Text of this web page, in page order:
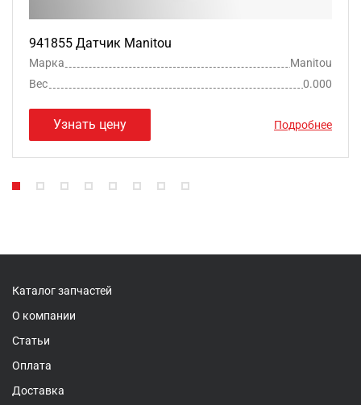
941855 Датчик Manitou
Марка
Manitou
Вес
0.000
Узнать цену Подробнее
Каталог запчастей
О компании
Статьи
Оплата
Доставка